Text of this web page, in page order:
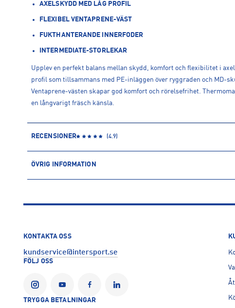
AXELSKYDD MED LÅG PROFIL
FLEXIBEL VENTAPRENE-VÄST
FUKTHANTERANDE INNERFODER
INTERMEDIATE-STORLEKAR
Upplev en perfekt balans mellan skydd, komfort och flexibilitet i
profil som tillsammans med PE-inläggen över ryggraden och MD-
Ventaprene-västen skapar god komfort och rörelsefrihet.
en långvarigt fräsch känsla.
RECENSIONER (4.9)
ÖVRIG INFORMATION
Leverantörens produktnummer: 1061003
Tillverkaradress: Nellickvägen 24, 412 63, Göteborg, SE
KONTAKTA OSS
kundservice@intersport.se
FÖLJ OSS
TRYGGA BETALNINGAR